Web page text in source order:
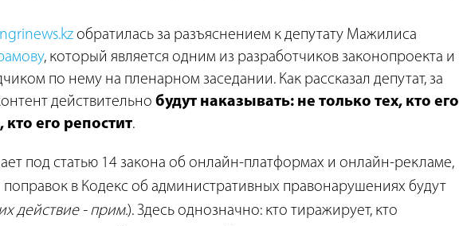
обратилась за разъяснением к депутату Мажилиса
, который является одним из разработчиков законопроекта и
по нему на пленарном заседании. Как рассказал депутат, за
действительно будут наказывать: не только тех, кто его
кто его репостит.
под статью 14 закона об онлайн-платформах и онлайн-рекламе,
в Кодекс об административных правонарушениях будут
действие - прим.). Здесь однозначно: кто тиражирует, кто